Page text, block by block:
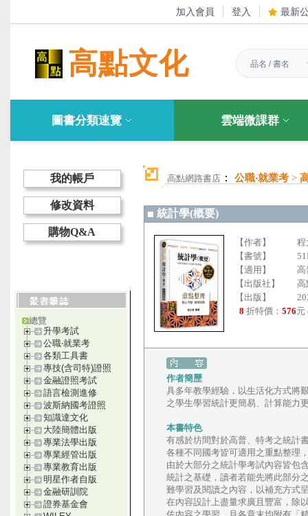
加入會員 登入 最新
高點文化
圖書分類速覽 雲端微課群
我的帳戶
修改資料
購物Q&A
總覽
升學考試
公職‧就業考
各類工具書
專技(含司特)證照
金融證照考試
語言檢測進修
波斯納國考證照
知識達文化
大陸簡體出版
專業法學出版
專業經管出版
專業教育出版
明星作者自版
金融研訓院
證券基金會
高點網路書店 ： 公職‧就業考 >
統計學(概要)
【作者】
【書號】
【適用】
高
【出版社】
高
【出版】
8 折特價： 576元
作者簡歷
具多年教學經驗，以生活化方式將
之學生學習統計更簡易、計算能力
本書特色
有感於坊間對於高普、特考之統計
各種不同國考皆可適用之重點整理
由於大部分之統計學考試內容皆包
統計之基礎，讀者若能先將此部分
難學習及閱讀之內容，以補充方式
在內容設計上盡量求廣且豐富，除